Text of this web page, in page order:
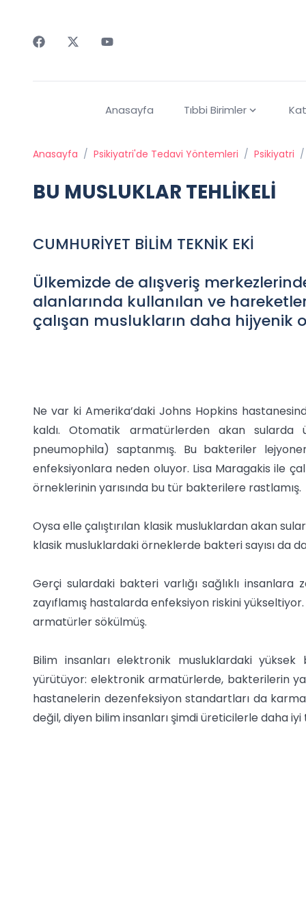
Anasayfa Tıbbi Birimler
Anasayfa / Psikiyatri'de Tedavi Yöntemleri / Psikiyatri /
BU MUSLUKLAR TEHLİKELİ
CUMHURİYET BİLİM TEKNİK EKİ
Ülkemizde de alışveriş
alanlarında kullanılan ve
çalışan muslukların daha hijyenik
Ne var ki Amerika’daki Johns Hopkins
kaldı. Otomatik armatürlerden akan
pneumophila) saptanmış. Bu bakteriler
enfeksiyonlara neden oluyor. Lisa Maragakis ile
örneklerinin yarısında bu tür bakterilere rastlamış.
Oysa elle çalıştırılan klasik musluklardan akan
klasik musluklardaki örneklerde bakteri sayısı da
Gerçi sulardaki bakteri varlığı sağlıklı
zayıflamış hastalarda enfeksiyon riskini
armatürler sökülmüş.
Bilim insanları elektronik musluklardaki
yürütüyor: elektronik armatürlerde, bakterilerin
hastanelerin dezenfeksiyon standartları da
değil, diyen bilim insanları şimdi üreticilerle daha